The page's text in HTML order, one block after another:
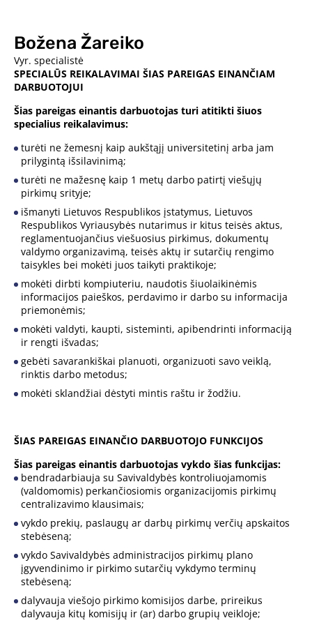
Božena Žareiko
Vyr. specialistė
SPECIALŪS REIKALAVIMAI ŠIAS PAREIGAS EINANČIAM
DARBUOTOJUI
Šias pareigas einantis darbuotojas turi atitikti šiuos
specialius reikalavimus:
turėti ne žemesnį kaip aukštąjį universitetinį arba jam
prilygintą išsilavinimą;
turėti ne mažesnę kaip 1 metų darbo patirtį viešųjų
pirkimų srityje;
išmanyti Lietuvos Respublikos įstatymus, Lietuvos
Respublikos Vyriausybės nutarimus ir kitus teisės aktus,
reglamentuojančius viešuosius pirkimus, dokumentų
valdymo organizavimą, teisės aktų ir sutarčių rengimo
taisykles bei mokėti juos taikyti praktikoje;
mokėti dirbti kompiuteriu, naudotis šiuolaikinėmis
informacijos paieškos, perdavimo ir darbo su informacija
priemonėmis;
mokėti valdyti, kaupti, sisteminti, apibendrinti informaciją
ir rengti išvadas;
gebėti savarankiškai planuoti, organizuoti savo veiklą,
rinktis darbo metodus;
mokėti sklandžiai dėstyti mintis raštu ir žodžiu.
ŠIAS PAREIGAS EINANČIO DARBUOTOJO FUNKCIJOS
Šias pareigas einantis darbuotojas vykdo šias funkcijas:
bendradarbiauja su Savivaldybės kontroliuojamomis
(valdomomis) perkančiosiomis organizacijomis pirkimų
centralizavimo klausimais;
vykdo prekių, paslaugų ar darbų pirkimų verčių apskaitos
stebėseną;
vykdo Savivaldybės administracijos pirkimų plano
įgyvendinimo ir pirkimo sutarčių vykdymo terminų
stebėseną;
dalyvauja viešojo pirkimo komisijos darbe, prireikus
dalyvauja kitų komisijų ir (ar) darbo grupių veikloje;